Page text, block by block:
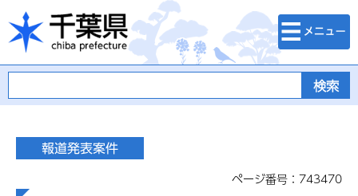
千葉県
検索・メニュ
ー
ページ番号：743470